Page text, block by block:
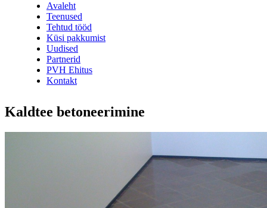
Avaleht
Teenused
Tehtud tööd
Küsi pakkumist
Uudised
Partnerid
PVH Ehitus
Kontakt
Kaldtee betoneerimine